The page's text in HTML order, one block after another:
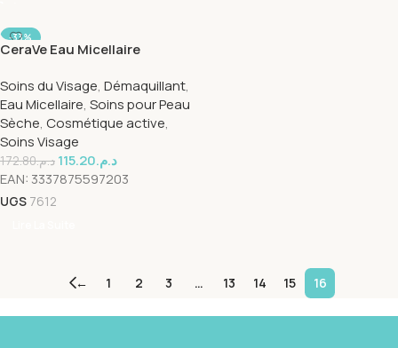
-33%
SOLD OUT
CeraVe Eau Micellaire
Peau Normale à Sèche |
295ml
Soins du Visage, Démaquillant,
Eau Micellaire, Soins pour Peau
Sèche, Cosmétique active,
Soins Visage
د.م.172.80 د.م.115.20
EAN: 3337875597203
UGS 7612
← 1 2 3 … 13 14 15 16